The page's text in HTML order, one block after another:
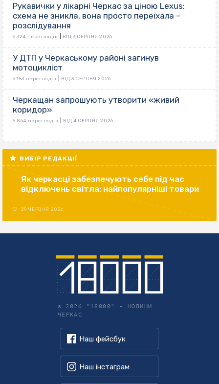
Рукавички у лікарні Черкас за ціною Lexus:
схема не зникла, вона просто переїхала –
розслідування
6 324 переглядів ВІД 3 СЕРПНЯ 2026
У ДТП у Черкаському районі загинув
мотоцикліст
6 153 переглядів ВІД 3 СЕРПНЯ 2026
Черкащан запрошують утворити «живий
коридор»
5 864 переглядів ВІД 4 СЕРПНЯ 2026
ВИБІР РЕДАКЦІЇ
Як черкасці забезпечують себе під час
відключень світла: найпопулярніші товари
29 ЧЕРВНЯ 2026
© 2026 "18000" – НОВИНИ
ЧЕРКАС
Наш фейсбук
Наш інстаграм